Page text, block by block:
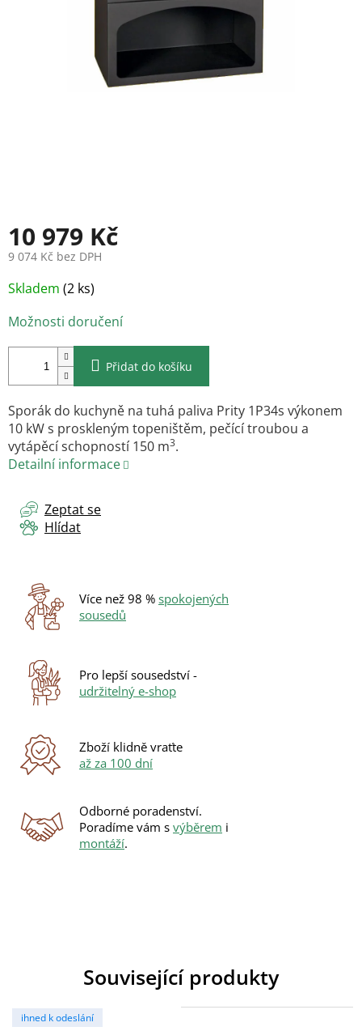
10 979 Kč
9 074 Kč bez DPH
Měrná
cena:
Skladem (2 ks)
Možnosti doručení
Přidat do košíku
Sporák do kuchyně na tuhá paliva Prity 1P34s výkonem
10 kW s proskleným topeništěm, pečící troubou a
vytápěcí schopností 150 m3.
Detailní informace
Zeptat se
Hlídat
Více než 98 % spokojených
sousedů
Pro lepší sousedství -
udržitelný e-shop
Zboží klidně vraťte
až za 100 dní
Odborné poradenství.
Poradíme vám s výběrem i
montáží.
Související produkty
ihned k odeslání